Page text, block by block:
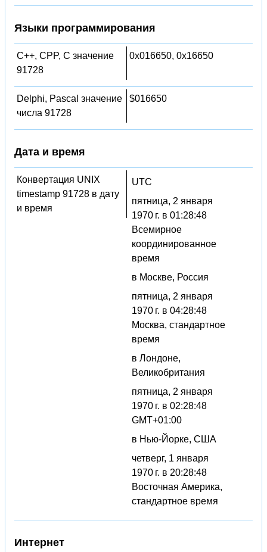
Языки программирования
C++, CPP, C значение
91728
0x016650, 0x16650
Delphi, Pascal значение
числа 91728
$016650
Дата и время
Конвертация UNIX
timestamp 91728 в дату
и время
UTC
пятница, 2 января
1970 г. в 01:28:48
Всемирное
координированное
время
в Москве, Россия
пятница, 2 января
1970 г. в 04:28:48
Москва, стандартное
время
в Лондоне,
Великобритания
пятница, 2 января
1970 г. в 02:28:48
GMT+01:00
в Нью-Йорке, США
четверг, 1 января
1970 г. в 20:28:48
Восточная Америка,
стандартное время
Интернет